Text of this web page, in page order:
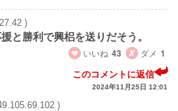
)
と勝利で興梠を送りだそう。
いいね 43 ダメ 1
このコメントに返信
2024年11月25日 12:01
)